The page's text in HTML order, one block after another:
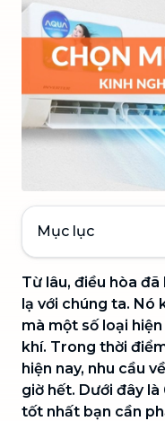
Mục lục
Từ lâu, điều hòa
lạ với chúng ta. Nó
mà một số loại
khí. Trong thời
hiện nay, nhu cầu
giờ hết. Dưới đây
tốt nhất bạn cần